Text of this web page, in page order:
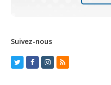
Suivez-nous
TwitterFacebook
Instagram
RSS